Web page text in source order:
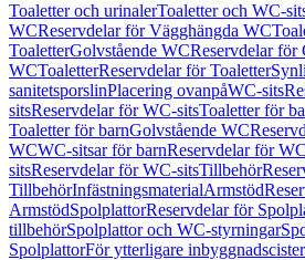
Toaletter och urinalerToaletter och WC-
WCReservdelar för Vägghängda WC
ToaletterGolvstående WCReservdelar för
WCToaletterReservdelar för Toaletter
sanitetsporslinPlacering ovanpåWC-sits
sitsReservdelar för WC-sitsToaletter för
Toaletter för barnGolvstående WC
WCWC-sitsar för barnReservdelar för
sitsReservdelar för WC-sitsTillbehör
TillbehörInfästningsmaterialArmstöd
ArmstödSpolplattorReservdelar för
tillbehörSpolplattor och WC-styrningar
SpolplattorFör ytterligare